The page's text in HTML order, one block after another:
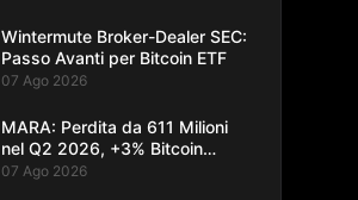
Wintermute Broker-Dealer SEC:
Passo Avanti per Bitcoin ETF
07 Ago 2026
MARA: Perdita da 611 Milioni
nel Q2 2026, +3% Bitcoin
Minati
07 Ago 2026